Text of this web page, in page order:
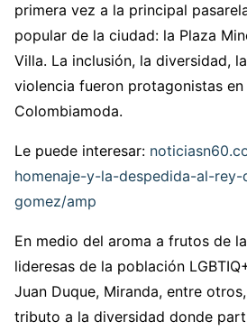
primera vez a la principal
popular de la ciudad: la Plaza
Villa. La inclusión, la diversidad,
violencia fueron protagonistas en
Colombiamoda.
Le puede interesar:
homenaje-y-la-despedida-al-
gomez/amp
En medio del aroma a frutos de
lideresas de la población
Juan Duque, Miranda, entre
tributo a la diversidad donde